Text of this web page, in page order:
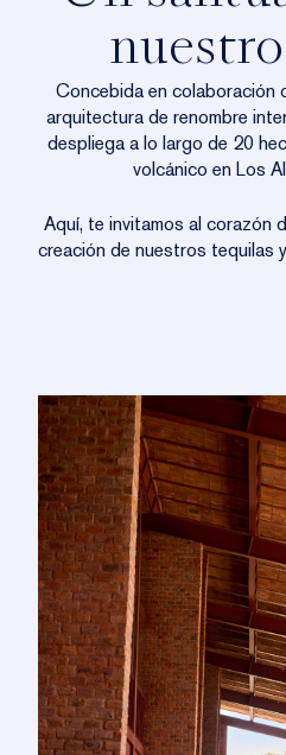
Concebida en colaboración
arquitectura de renombre
despliega a lo largo de 20
volcánico en Los
Aquí, te invitamos al corazón
creación de nuestros tequilas